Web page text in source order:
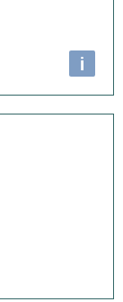
i